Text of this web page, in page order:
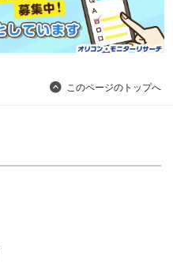
このページのトップへ